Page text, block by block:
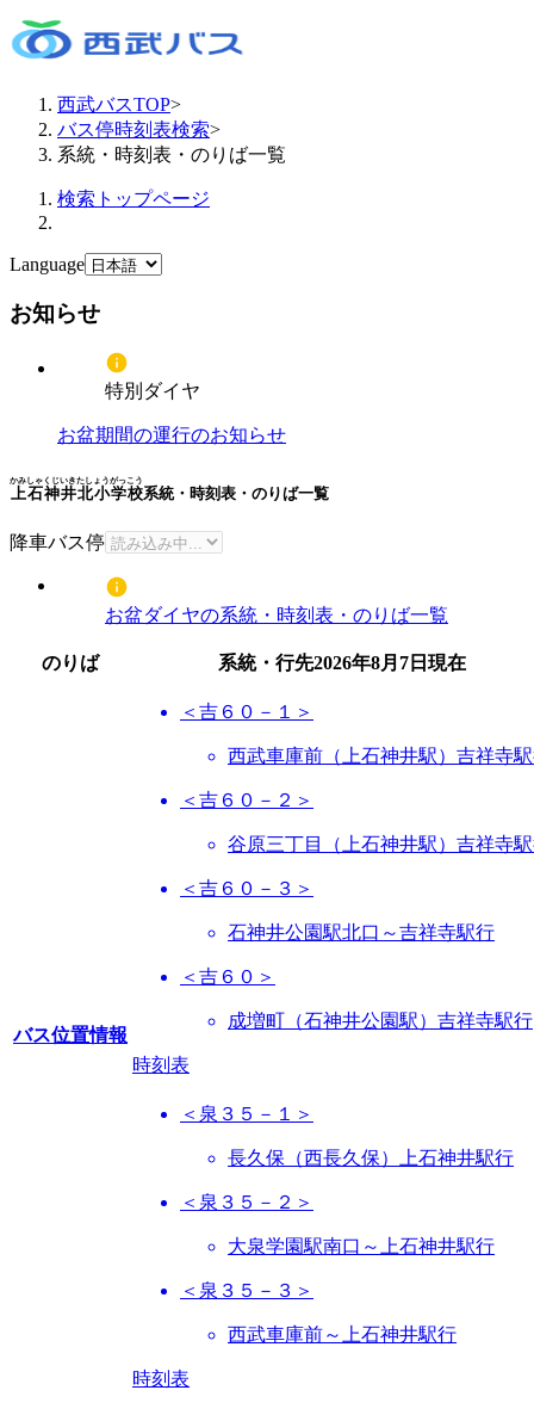
西武バスTOP>
バス停時刻表検索>
系統・時刻表・のりば一覧
検索トップページ
Language
お知らせ
特別ダイヤ
お盆期間の運行のお知らせ
上石神井北小学校
かみしゃくじいきたしょうがっこう
系統・時刻表・のりば一覧
降車バス停
お盆ダイヤの系統・時刻表・のりば一覧
のりば 系統・行先2026年8月7日 現在
バス位置情報
＜吉６０－１＞
西武車庫前（上石神井駅）吉祥寺
＜吉６０－２＞
谷原三丁目（上石神井駅）吉祥寺
＜吉６０－３＞
石神井公園駅北口～吉祥寺駅行
＜吉６０＞
成増町（石神井公園駅）吉祥寺駅行
時刻表
＜泉３５－１＞
長久保（西長久保）上石神井駅行
＜泉３５－２＞
大泉学園駅南口～上石神井駅行
＜泉３５－３＞
西武車庫前～上石神井駅行
時刻表